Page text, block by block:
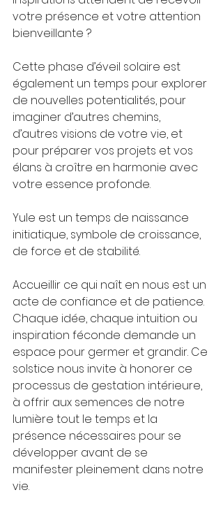
votre présence et votre attention
bienveillante ?
Cette phase d’éveil solaire est
également un temps pour explorer
de nouvelles potentialités, pour
imaginer d’autres chemins,
d’autres visions de votre vie, et
pour préparer vos projets et vos
élans à croître en harmonie avec
votre essence profonde.
Yule est un temps de naissance
initiatique, symbole de croissance,
de force et de stabilité.
Accueillir ce qui naît en nous est un
acte de confiance et de patience.
Chaque idée, chaque intuition ou
inspiration féconde demande un
espace pour germer et grandir. Ce
solstice nous invite à honorer ce
processus de gestation intérieure,
à offrir aux semences de notre
lumière tout le temps et la
présence nécessaires pour se
développer avant de se
manifester pleinement dans notre
vie.